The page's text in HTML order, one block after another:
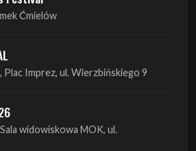
Plac Imprez, ul. Wierzbińskiego 9
Pulse